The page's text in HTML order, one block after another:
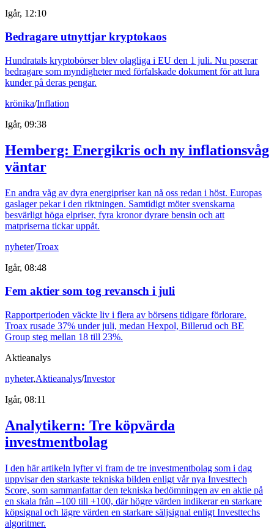
Igår, 12:10
Bedragare utnyttjar kryptokaos
Hundratals kryptobörser blev olagliga i EU den 1 juli. Nu poserar
bedragare som myndigheter med förfalskade dokument för att lura
kunder på deras pengar.
krönika/Inflation
Igår, 09:38
Hemberg: Energikris och ny inflationsvåg
väntar
En andra våg av dyra energipriser kan nå oss redan i höst. Europas
gaslager pekar i den riktningen. Samtidigt möter svenskarna
besvärligt höga elpriser, fyra kronor dyrare bensin och att
matpriserna tickar uppåt.
nyheter/Troax
Igår, 08:48
Fem aktier som tog revansch i juli
Rapportperioden väckte liv i flera av börsens tidigare förlorare.
Troax rusade 37% under juli, medan Hexpol, Billerud och BE
Group steg mellan 18 till 23%.
Aktieanalys
nyheter,Aktieanalys/Investor
Igår, 08:11
Analytikern: Tre köpvärda
investmentbolag
I den här artikeln lyfter vi fram de tre investmentbolag som i dag
uppvisar den starkaste tekniska bilden enligt vår nya Investtech
Score, som sammanfattar den tekniska bedömningen av en aktie på
en skala från –100 till +100, där högre värden indikerar en starkare
köpsignal och lägre värden en starkare säljsignal enligt Investtechs
algoritmer.